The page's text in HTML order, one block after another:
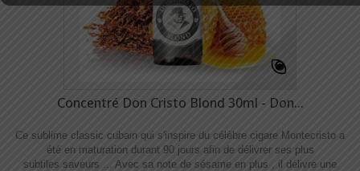
Concentré Don Cristo Blond 30ml - Don...
Ce sublime classic cubain qui s'inspire du célèbre cigare Montecristo a
été en maturation durant 90 jours afin de délivrer ses plus
subtiles saveurs ... Avec sa note de sésame en plus , il délivre une